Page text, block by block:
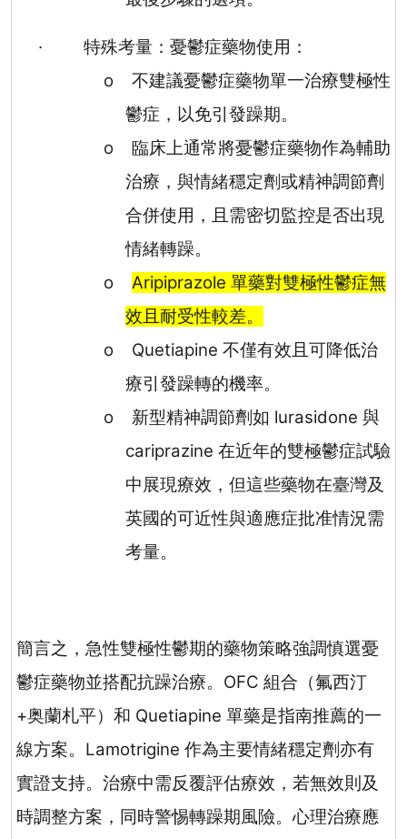
·
特殊考量：憂鬱症藥物使用：
o
不建議憂鬱症藥物單一治療雙極性
鬱症，以免引發躁期。
o
臨床上通常將憂鬱症藥物作為輔助
治療，與情緒穩定劑或精神調節劑
合併使用，且需密切監控是否出現
情緒轉躁。
o
Aripiprazole 單藥對雙極性鬱症無
效且耐受性較差。
o
Quetiapine 不僅有效且可降低治
療引發躁轉的機率。
o
新型精神調節劑如 lurasidone 與
cariprazine 在近年的雙極鬱症試驗
中展現療效，但這些藥物在臺灣及
英國的可近性與適應症批准情況需
考量。
簡言之，急性雙極性鬱期的藥物策略強調慎選憂
鬱症藥物並搭配抗躁治療。 OFC 組合（氟西汀
+奥蘭札平）和 Quetiapine 單藥是指南推薦的一
線方案。 Lamotrigine 作為主要情緒穩定劑亦有
實證支持。治療中需反覆評估療效，若無效則及
時調整方案，同時警惕轉躁期風險。心理治療應